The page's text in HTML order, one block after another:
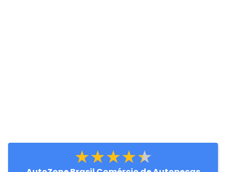
★★★★★